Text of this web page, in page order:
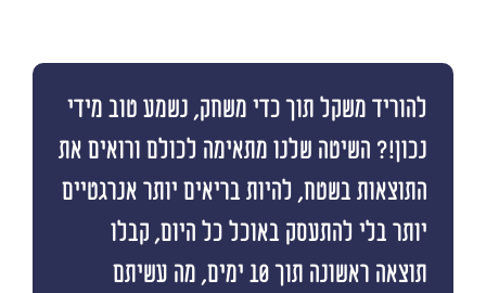
להוריד משקל תוך כדי משחק, נשמע טוב מידי
נכון!? השיטה שלנו מתאימה לכולם ורואים את
התוצאות בשטח, להיות בריאים יותר אנרגטיים
יותר בלי להתעסק באוכל כל היום, קבלו
תוצאה ראשונה תוך 10 ימים, מה עשיתם